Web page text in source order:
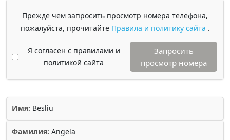
Прежде чем запросить просмотр номера телефона,
пожалуйста, прочитайте Правила и политику сайта .
Я согласен с правилами и
политикой сайта
Запросить
просмотр номера
Имя: Besliu
Фамилия: Angela